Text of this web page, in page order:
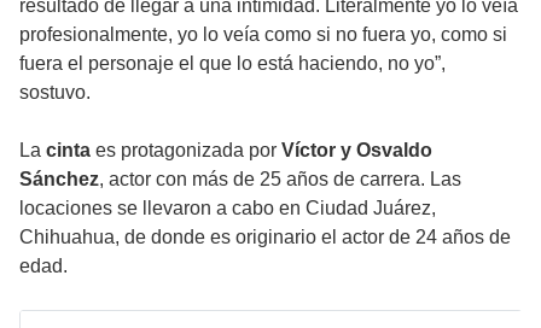
resultado de llegar a una intimidad. Literalmente yo lo veía
profesionalmente, yo lo veía como si no fuera yo, como si
fuera el personaje el que lo está haciendo, no yo”,
sostuvo.
La cinta es protagonizada por Víctor y Osvaldo
Sánchez, actor con más de 25 años de carrera. Las
locaciones se llevaron a cabo en Ciudad Juárez,
Chihuahua, de donde es originario el actor de 24 años de
edad.